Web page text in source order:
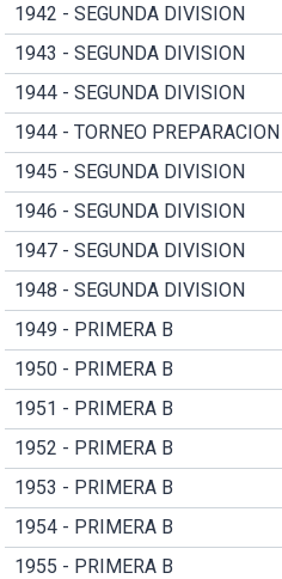
1942 - SEGUNDA DIVISION
1943 - SEGUNDA DIVISION
1944 - SEGUNDA DIVISION
1944 - TORNEO
1945 - SEGUNDA DIVISION
1946 - SEGUNDA DIVISION
1947 - SEGUNDA DIVISION
1948 - SEGUNDA DIVISION
1949 - PRIMERA B
1950 - PRIMERA B
1951 - PRIMERA B
1952 - PRIMERA B
1953 - PRIMERA B
1954 - PRIMERA B
1955 - PRIMERA B